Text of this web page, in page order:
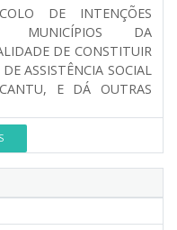
DE INTENÇÕES
MUNICÍPIOS DA
DE CONSTITUIR
ASSISTÊNCIA SOCIAL
E DÁ OUTRAS